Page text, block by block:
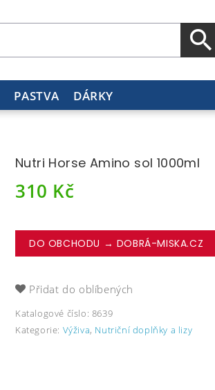
PASTVA DÁRKY
Nutri Horse Amino sol 1000ml
310 Kč
DO OBCHODU → DOBRÁ-MISKA.CZ
Přidat do oblíbených
Katalogové číslo: 8639
Kategorie: Výživa, Nutriční doplňky a lizy